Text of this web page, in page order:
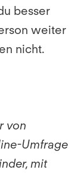
besser
weiter
nicht.
von
Umfrage
mit